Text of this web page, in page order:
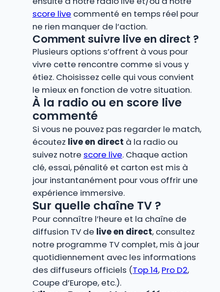
score live commenté en temps réel pour
ne rien manquer de l’action.
Comment suivre live en direct ?
Plusieurs options s’offrent à vous pour
vivre cette rencontre comme si vous y
étiez. Choisissez celle qui vous convient
le mieux en fonction de votre situation.
À la radio ou en score live
commenté
Si vous ne pouvez pas regarder le match,
écoutez live en direct à la radio ou
suivez notre score live. Chaque action
clé, essai, pénalité et carton est mis à
jour instantanément pour vous offrir une
expérience immersive.
Sur quelle chaîne TV ?
Pour connaître l’heure et la chaîne de
diffusion TV de live en direct, consultez
notre programme TV complet, mis à jour
quotidiennement avec les informations
des diffuseurs officiels (Top 14, Pro D2,
Coupe d’Europe, etc.).